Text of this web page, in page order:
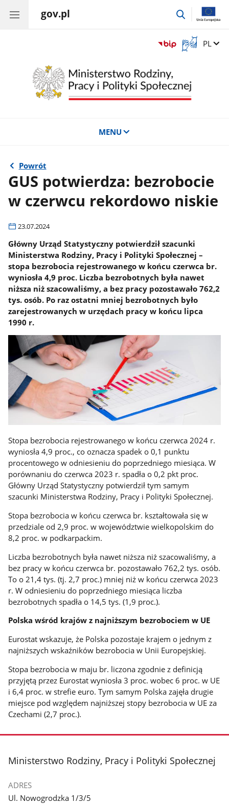
gov.pl
przejdź
Otwórz
okno
języka
migowego
Zmień
PL
MENU
Powrót
GUS potwierdza: bezrobocie
w czerwcu rekordowo niskie
23.07.2024
Główny Urząd Statystyczny potwierdził szacunki
Ministerstwa Rodziny, Pracy i Polityki Społecznej –
stopa bezrobocia rejestrowanego w końcu czerwca br.
wyniosła 4,9 proc. Liczba bezrobotnych była nawet
niższa niż szacowaliśmy, a bez pracy pozostawało 762,2
tys. osób. Po raz ostatni mniej bezrobotnych było
zarejestrowanych w urzędach pracy w końcu lipca
1990 r.
Stopa bezrobocia rejestrowanego w końcu czerwca 2024 r.
wyniosła 4,9 proc., co oznacza spadek o 0,1 punktu
procentowego w odniesieniu do poprzedniego miesiąca. W
porównaniu do czerwca 2023 r. spadła o 0,2 pkt proc.
Główny Urząd Statystyczny potwierdził tym samym
szacunki Ministerstwa Rodziny, Pracy i Polityki Społecznej.
Stopa bezrobocia w końcu czerwca br. kształtowała się w
przedziale od 2,9 proc. w województwie wielkopolskim do
8,2 proc. w podkarpackim.
Liczba bezrobotnych była nawet niższa niż szacowaliśmy, a
bez pracy w końcu czerwca br. pozostawało 762,2 tys. osób.
To o 21,4 tys. (tj. 2,7 proc.) mniej niż w końcu czerwca 2023
r. W odniesieniu do poprzedniego miesiąca liczba
bezrobotnych spadła o 14,5 tys. (1,9 proc.).
Polska wśród krajów z najniższym bezrobociem w UE
Eurostat wskazuje, że Polska pozostaje krajem o jednym z
najniższych wskaźników bezrobocia w Unii Europejskiej.
Stopa bezrobocia w maju br. liczona zgodnie z definicją
przyjętą przez Eurostat wyniosła 3 proc. wobec 6 proc. w UE
i 6,4 proc. w strefie euro. Tym samym Polska zajęła drugie
miejsce pod względem najniższej stopy bezrobocia w UE za
Czechami (2,7 proc.).
stopka
Ministerstwo Rodziny, Pracy i Polityki Społecznej
ADRES
Ul. Nowogrodzka 1/3/5